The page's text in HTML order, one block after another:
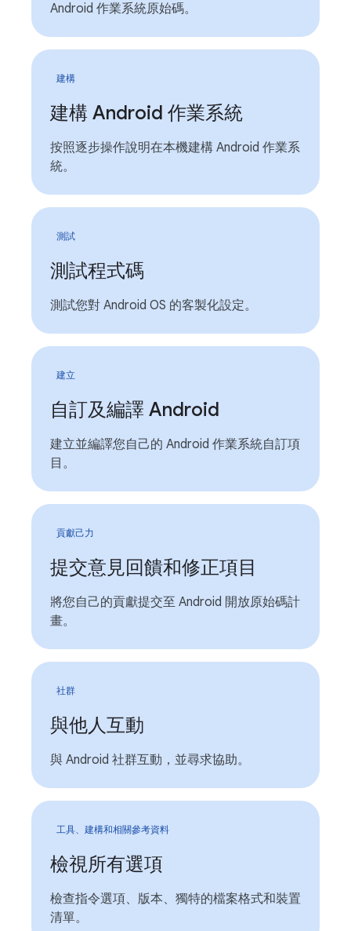
Android 作業系統原始碼。
建構
建構 Android 作業系統
按照逐步操作說明在本機建構 Android 作業系
統。
測試
測試程式碼
測試您對 Android OS 的客製化設定。
建立
自訂及編譯 Android
建立並編譯您自己的 Android 作業系統自訂項
目。
貢獻己力
提交意見回饋和修正項目
將您自己的貢獻提交至 Android 開放原始碼計
畫。
社群
與他人互動
與 Android 社群互動，並尋求協助。
工具、建構和相關參考資料
檢視所有選項
檢查指令選項、版本、獨特的檔案格式和裝置
清單。